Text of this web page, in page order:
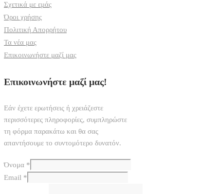
Σχετικά με εμάς
Όροι χρήσης
Πολιτική Απορρήτου
Τα νέα μας
Επικοινωνήστε μαζί μας
Επικοινωνήστε μαζί μας!
Εάν έχετε ερωτήσεις ή χρειάζεστε
περισσότερες πληροφορίες, συμπληρώστε
τη φόρμα παρακάτω και θα σας
απαντήσουμε το συντομότερο δυνατόν.
Όνομα *
Email *